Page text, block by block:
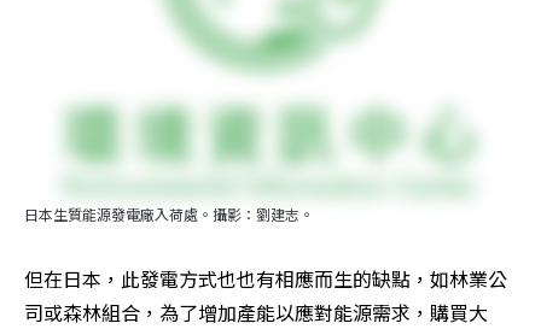
日本生質能源發電廠入荷處。攝影：劉建志。
但在日本，此發電方式也也有相應而生的缺點，如林業公
司或森林組合，為了增加產能以應對能源需求，購買大